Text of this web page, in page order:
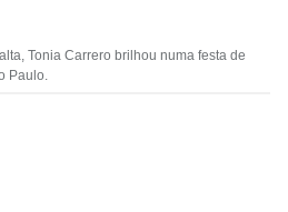
Tonia Carrero brilhou numa festa de
Paulo.